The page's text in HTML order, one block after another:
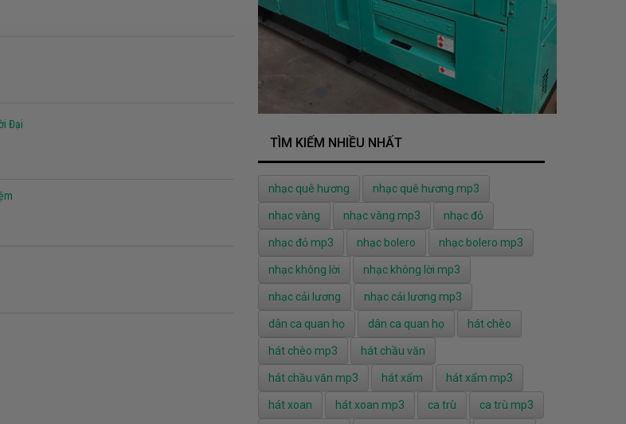
TÌM KIẾM NHIỀU NHẤT
nhạc quê hương nhạc quê hương mp3
nhạc vàng nhạc vàng mp3 nhạc đỏ
nhạc đỏ mp3 nhạc bolero nhạc bolero mp3
nhạc không lời nhạc không lời mp3
nhạc cải lương nhạc cải lương mp3
dân ca quan họ dân ca quan họ hát chèo
hát chèo mp3 hát chầu văn
hát chầu văn mp3 hát xẩm hát xẩm mp3
hát xoan hát xoan mp3 ca trù ca trù mp3